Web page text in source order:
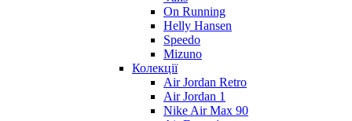
On Running
Helly Hansen
Speedo
Mizuno
Колекції
Air Jordan Retro
Air Jordan 1
Nike Air Max 90